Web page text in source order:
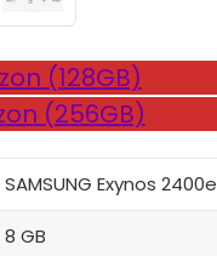
(128GB)
(256GB)
SAMSUNG Exynos 2400e
8 GB